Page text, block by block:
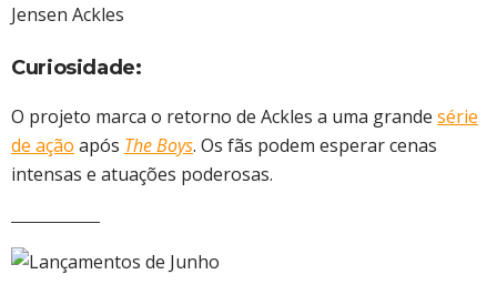
Jensen Ackles
Curiosidade:
O projeto marca o retorno de Ackles a uma grande série
de ação após The Boys. Os fãs podem esperar cenas
intensas e atuações poderosas.